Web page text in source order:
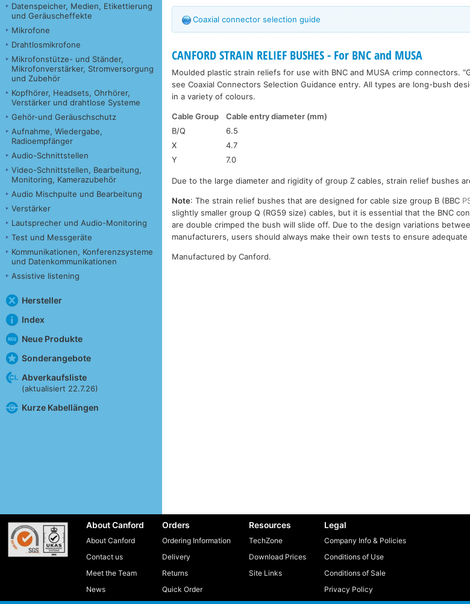
Datenspeicher, Medien, Etikettierung
und Geräuscheffekte
Mikrofone
Drahtlosmikrofone
Mikrofonstütze- und Ständer,
Mikrofonverstärker, Stromversorgung
und Zubehör
Kopfhörer, Headsets, Ohrhörer,
Verstärker und drahtlose Systeme
Gehör-und Geräuschschutz
Aufnahme, Wiedergabe,
Radioempfänger
Audio-Schnittstellen
Video-Schnittstellen, Bearbeitung,
Monitoring, Kamerazubehör
Audio Mischpulte und Bearbeitung
Verstärker
Lautsprecher und Audio-Monitoring
Test und Messgeräte
Kommunikationen, Konferenzsysteme
und Datenkommunikationen
Assistive listening
Hersteller
Index
Neue Produkte
Sonderangebote
Abverkaufsliste
(aktualisiert 22.7.26)
Kurze Kabellängen
Coaxial connector selection guide
CANFORD STRAIN RELIEF BUSHES - For BNC and MUSA
Moulded plastic strain reliefs for use with BNC and MUSA crimp connectors.
see Coaxial Connectors Selection Guidance entry. All types are long-bush
in a variety of colours.
Cable Group
Cable entry diameter (mm)
B/Q
6.5
X
4.7
Y
7.0
Due to the large diameter and rigidity of group Z cables, strain relief bushes
Note: The strain relief bushes that are designed for cable size group B (BBC
slightly smaller group Q (RG59 size) cables, but it is essential that the BNC
are double crimped the bush will slide off. Due to the design variations
manufacturers, users should always make their own tests to ensure
Manufactured by Canford.
About Canford
About Canford
Contact us
Meet the Team
News
Orders
Ordering Information
Delivery
Returns
Quick Order
Resources
TechZone
Download Prices
Site Links
Legal
Company Info & Policies
Conditions of Use
Conditions of Sale
Privacy Policy